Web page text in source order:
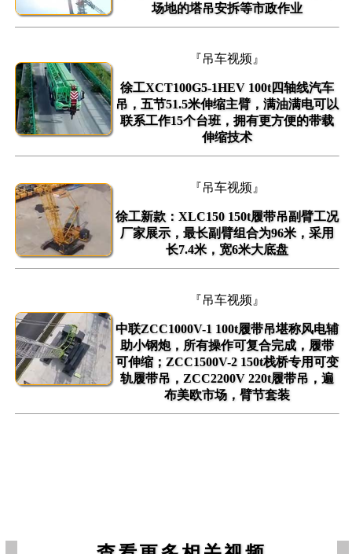
场地的塔吊安拆等市政作业
『吊车视频』
徐工XCT100G5-1HEV 100t四轴线汽车
吊，五节51.5米伸缩主臂，满油满电可以
联系工作15个台班，拥有更方便的带载
伸缩技术
『吊车视频』
徐工新款：XLC150 150t履带吊副臂工况
厂家展示，最长副臂组合为96米，采用
长7.4米，宽6米大底盘
『吊车视频』
中联ZCC1000V-1 100t履带吊堪称风电辅
助小钢炮，所有操作可复合完成，履带
可伸缩；ZCC1500V-2 150t栈桥专用可变
轨履带吊，ZCC2200V 220t履带吊，遍
布美欧市场，臂节套装